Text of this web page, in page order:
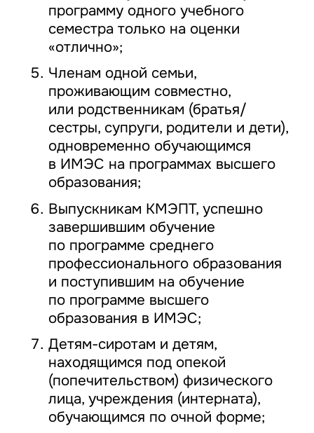
программу одного учебного
семестра только на оценки
«отлично»;
Членам одной семьи,
проживающим совместно,
или родственникам (братья/
сестры, супруги, родители и дети),
одновременно обучающимся
в ИМЭС на программах высшего
образования;
Выпускникам КМЭПТ, успешно
завершившим обучение
по программе среднего
профессионального образования
и поступившим на обучение
по программе высшего
образования в ИМЭС;
Детям-сиротам и детям,
находящимся под опекой
(попечительством) физического
лица, учреждения (интерната),
обучающимся по очной форме;